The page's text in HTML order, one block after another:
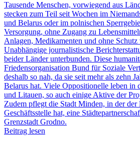
Tausende Menschen, vorwiegend aus
stecken zum Teil seit Wochen im
und Belarus oder im polnischen
Versorgung, ohne Zugang zu
Anlagen, Medikamenten und ohne
Unabhängige journalistische
beider Länder unterbunden. Diese
Friedensorganisation Bund für Soziale
deshalb so nah, da sie seit mehr als zehn
Belarus hat. Viele Oppositionelle leben in
und Litauen, so auch einige Aktive der
Zudem pflegt die Stadt Minden, in der der
Geschäftsstelle hat, eine
Grenzstadt Grodno.
Beitrag lesen